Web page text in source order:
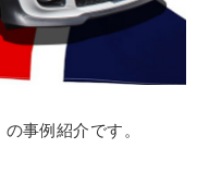
事例紹介です。